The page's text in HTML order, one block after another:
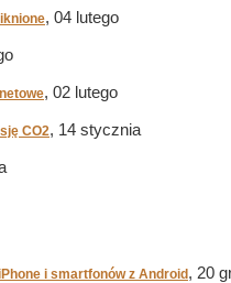
, 04 lutego
, 02 lutego
CO2, 14 stycznia
i smartfonów z Android , 20